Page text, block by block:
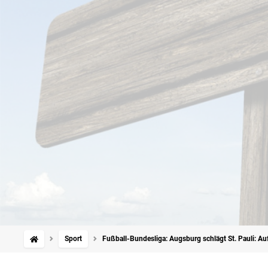
Sport Fußball-Bundesliga: Augsburg schlägt St. Pauli: